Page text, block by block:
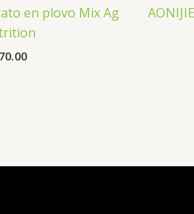
en plovo Mix Ag